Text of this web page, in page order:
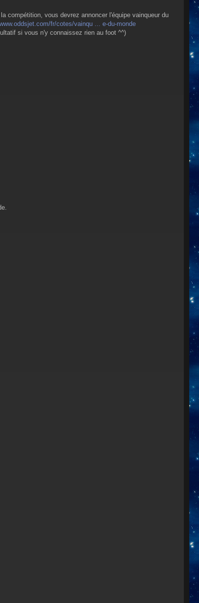
compétition, vous devrez annoncer l'équipe vainqueur du
fr/cotes/vainqu ... e-du-monde
si vous n'y connaissez rien au foot ^^)